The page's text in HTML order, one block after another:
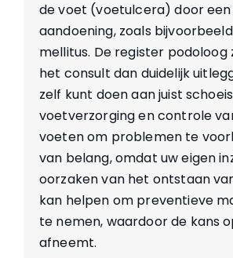
de voet (voetulcera) door
aandoening, zoals
mellitus. De register podoloog
het consult dan duidelijk
zelf kunt doen aan juist
voetverzorging en controle
voeten om problemen te
van belang, omdat uw eigen
oorzaken van het ontstaan
kan helpen om preventieve
te nemen, waardoor de kans
afneemt.